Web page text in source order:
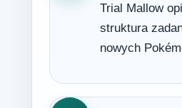
Trial Mallow
struktura
nowych